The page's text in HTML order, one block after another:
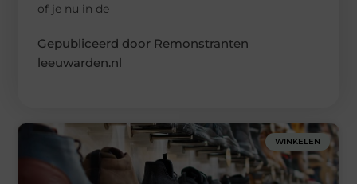
of je nu in de
Gepubliceerd door Remonstranten
leeuwarden.nl
WINKELEN